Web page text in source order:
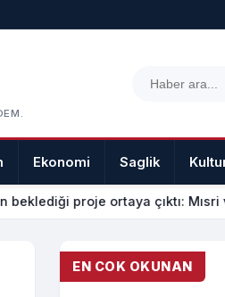
Ekonomi Saglik
beklediği proje ortaya çıktı: Mısri
EN COK OKUNAN